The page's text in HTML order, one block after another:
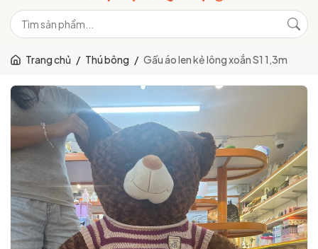
Trang chủ / Thú bông / Gấu áo len kẻ lông xoắn S1 1,3m